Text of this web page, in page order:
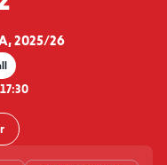
2025/26